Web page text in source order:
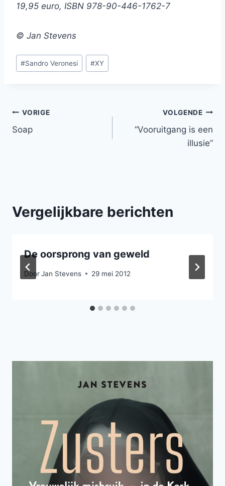
19,95 euro, ISBN 978-90-446-1762-7
© Jan Stevens
Bericht
tags:
#Sandro Veronesi #XY
Bericht
navigatie
VORIGE
Soap
VOLGENDE
“Vooruitgang is een
illusie”
Vergelijkbare berichten
De oorsprong van geweld
DoorJan Stevens 29 mei 2012